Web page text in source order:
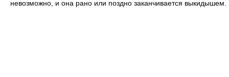
невозможно, и она рано или поздно заканчивается выкидышем.